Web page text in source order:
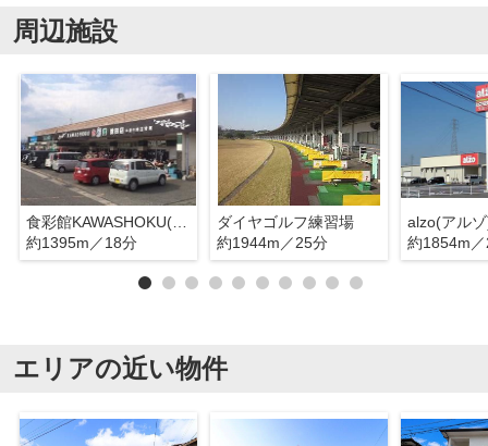
周辺施設
食彩館KAWASHOKU(カワショク) 鯰田店
約1395m／18分
ダイヤゴルフ練習場
約1944m／25分
約1854m
エリアの近い物件